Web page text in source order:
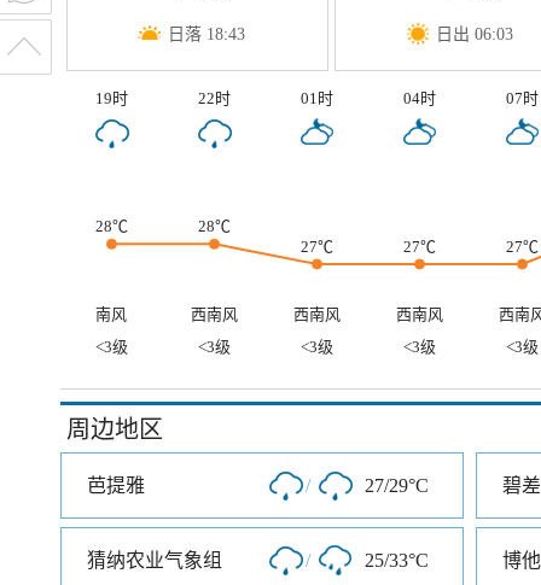
日落 18:43 日出 06:03
19时 22时 01时 04时 07时
28℃
28℃
27℃
27℃ 27℃
南风 西南风 西南风 西南风
西南
<3级
<3级 <3级 <3级 <3级
周边地区
芭提雅 / 27/29°C 碧
猜纳农业气象组 / 25/33°C 博